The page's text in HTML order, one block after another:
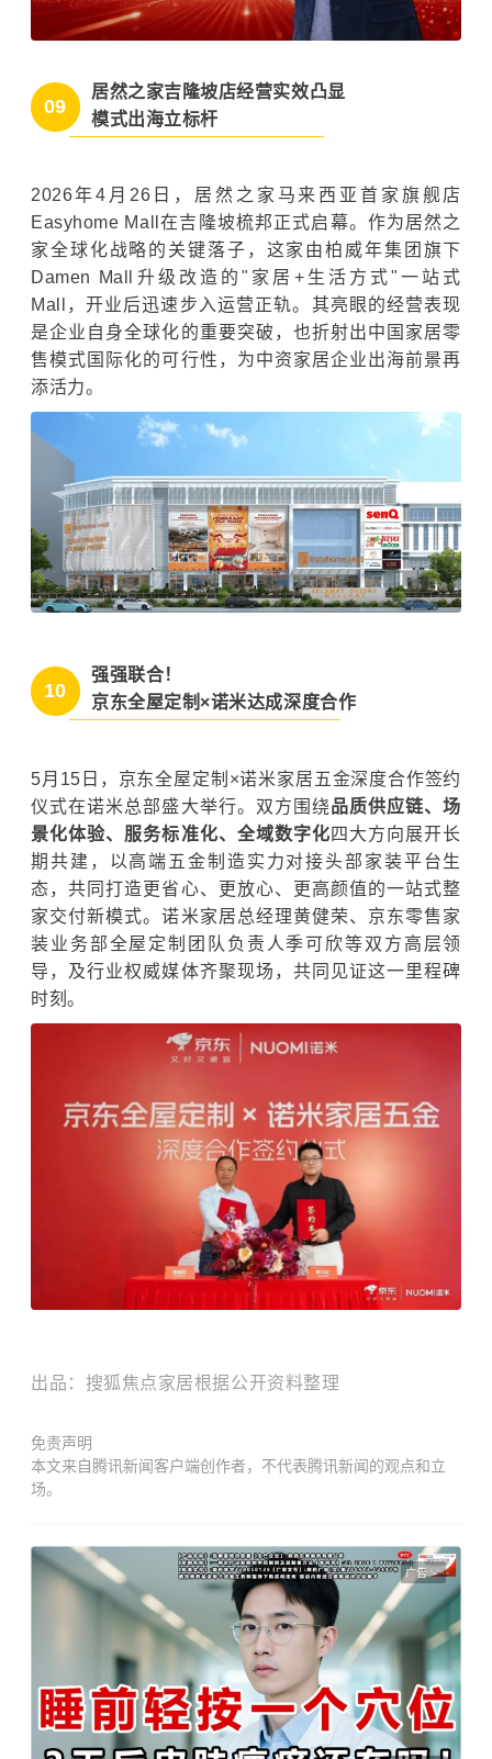
09
居然之家吉隆坡店经营实效凸显
模式出海立标杆
2026年4月26日，居然之家马来西亚首家旗舰店
Easyhome Mall在吉隆坡梳邦正式启幕。作为居然之
家全球化战略的关键落子，这家由柏威年集团旗下
Damen Mall升级改造的"家居+生活方式"一站式
Mall，开业后迅速步入运营正轨。其亮眼的经营表现
是企业自身全球化的重要突破，也折射出中国家居零
售模式国际化的可行性，为中资家居企业出海前景再
添活力。
10
强强联合！
京东全屋定制×诺米达成深度合作
5月15日， 京东全屋定制×诺米家居五金深度合作签约
仪式在诺米总部盛大举行。 双方围绕品质供应链、场
景化体验、服务标准化、全域数字化四大方向展开长
期共建，以高端五金制造实力对接头部家装平台生
态，共同打造更省心、更放心、更高颜值的一站式整
家交付新模式。诺米家居总经理黄健荣、京东零售家
装业务部全屋定制团队负责人季 可欣等双方高层领
导，及行业权威媒体齐聚现场，共同见证这一里程碑
时刻。
出品：搜狐焦点家居根据公开资料整理
免责声明
本文来自腾讯新闻客户端创作者，不代表腾讯新闻的观点和立
场。
广告